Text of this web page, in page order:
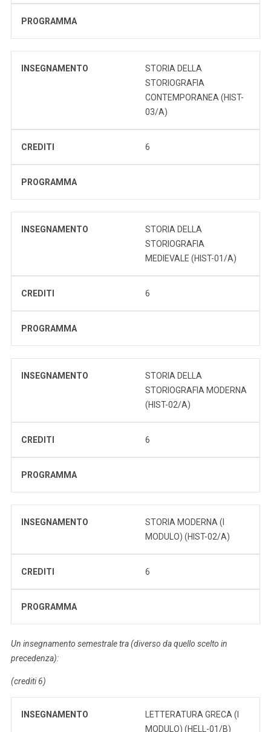
PROGRAMMA
INSEGNAMENTO
STORIA DELLA
STORIOGRAFIA
CONTEMPORANEA (HIST-
03/A)
CREDITI 6
PROGRAMMA
INSEGNAMENTO
STORIA DELLA
STORIOGRAFIA
MEDIEVALE (HIST-01/A)
CREDITI 6
PROGRAMMA
INSEGNAMENTO
STORIA DELLA
STORIOGRAFIA MODERNA
(HIST-02/A)
CREDITI 6
PROGRAMMA
INSEGNAMENTO
STORIA MODERNA (I
MODULO) (HIST-02/A)
CREDITI 6
PROGRAMMA
Un insegnamento semestrale tra (diverso da quello scelto in
precedenza):
(crediti 6)
INSEGNAMENTO
LETTERATURA GRECA (I
MODULO) (HELL-01/B)